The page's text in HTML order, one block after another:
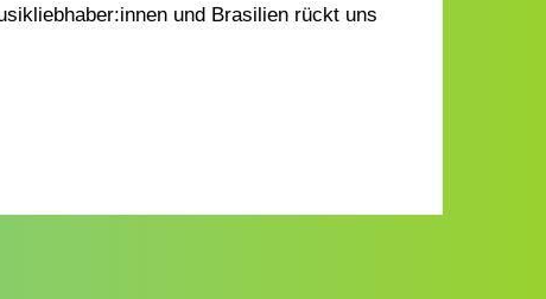
und Brasilien rückt uns